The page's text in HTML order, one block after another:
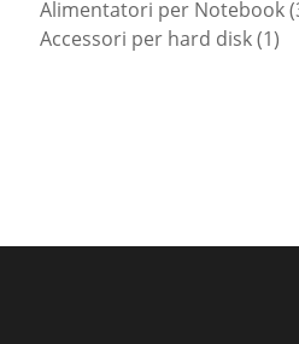
prodotti
Alimentatori per Notebook
Accessori per hard disk 11